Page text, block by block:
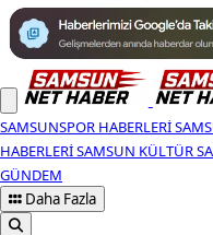
SAMSUNSPOR HABERLERI
HABERLERISAMSUN KÜLTÜR
GÜNDEM
Daha Fazla